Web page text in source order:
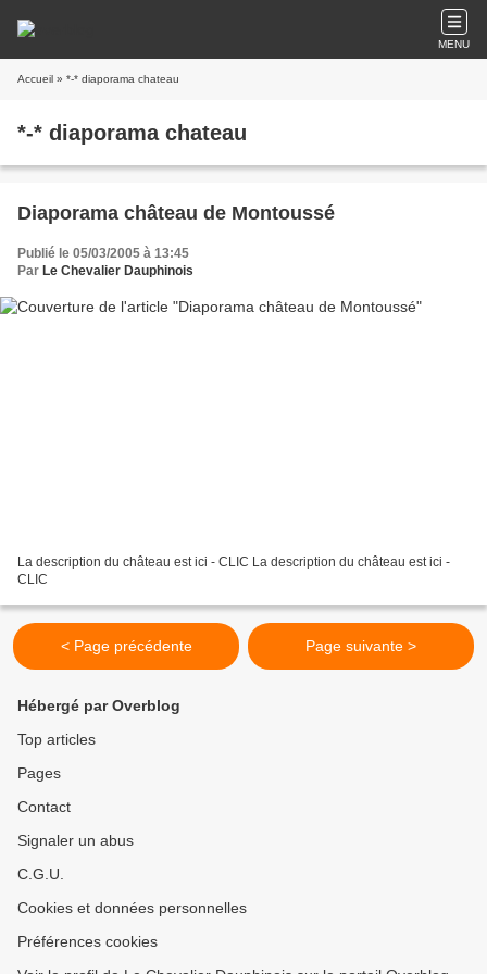
MENU
Accueil » *-* diaporama chateau
*-* diaporama chateau
Diaporama château de Montoussé
Publié le 05/03/2005 à 13:45
Par Le Chevalier Dauphinois
La description du château est ici - CLIC La description du château est ici -
CLIC
< Page précédente Page suivante >
Hébergé par Overblog
Top articles
Pages
Contact
Signaler un abus
C.G.U.
Cookies et données personnelles
Préférences cookies